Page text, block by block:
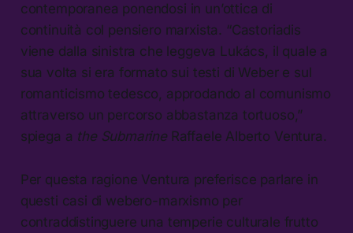
contemporanea ponendosi in un’ottica di
continuità col pensiero marxista. “Castoriadis
viene dalla sinistra che leggeva Lukács, il quale a
sua volta si era formato sui testi di Weber e sul
romanticismo tedesco, approdando al comunismo
attraverso un percorso abbastanza tortuoso,”
spiega a the SubmarineRaffaele Alberto Ventura.
Per questa ragione Ventura preferisce parlare in
questi casi di webero-marxismo per
contraddistinguere una temperie culturale frutto